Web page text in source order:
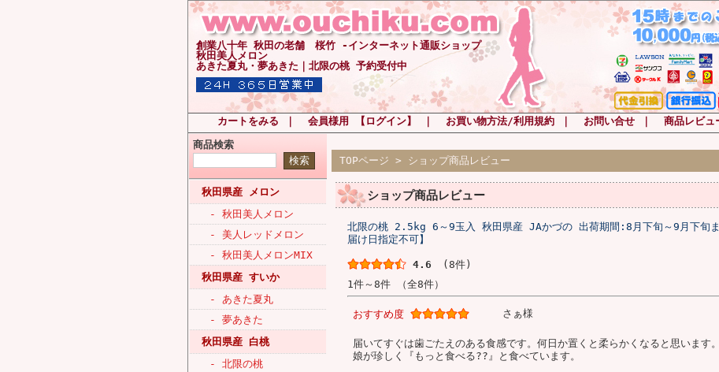
創業八十年 秋田の老舗 桜竹 -インターネット通販ショップ
秋田美人メロン
あきた夏丸・夢あきた｜北限の桃 予約受付中
カートをみる 会員様用 【ログイン】 お買い物方法/利用規約｜ お問い合せ｜ 商品レビュ
商品検索
秋田県産 メロン
- 秋田美人メロン
- 美人レッドメロン
- 秋田美人メロンMIX
秋田県産 すいか
- あきた夏丸
- 夢あきた
秋田県産 白桃
- 北限の桃
TOPページ > ショップ商品レビュー
ショップ商品レビュー
北限の桃 2.5kg 6～9玉入 秋田県産 JAかづの 出荷期間:8月下旬～9月下旬
届け日指定不可】
4.6 (8件)
1件～8件 （全8件）
おすすめ度 さぁ様
届いてすぐは歯ごたえのある食感です。何日か置くと柔らかくなると思います
娘が珍しく『もっと食べる??』と食べています。